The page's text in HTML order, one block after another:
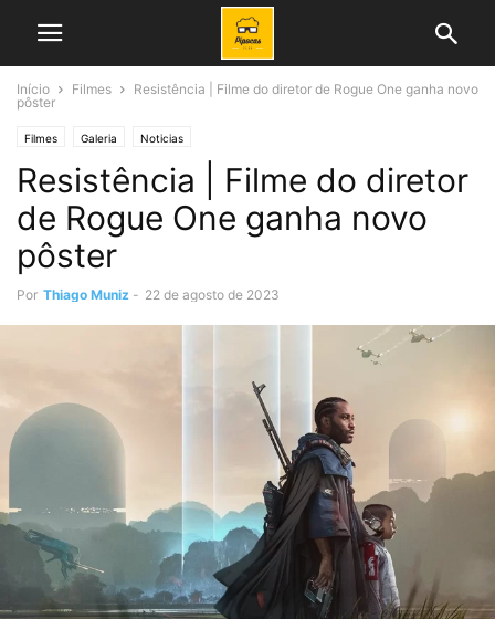
Início Filmes
Resistência | Filme do diretor de Rogue One ganha novo
pôster
Filmes Galeria Noticias
Resistência | Filme do diretor
de Rogue One ganha novo
pôster
Por Thiago Muniz - 22 de agosto de 2023